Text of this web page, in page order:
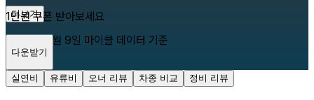
더보기
2026년 8월 9일 마이클 데이터 기준
1만원 쿠폰 받아보세요
다운받기
실연비 유류비 오너 리뷰 차종 비교 정비 리뷰